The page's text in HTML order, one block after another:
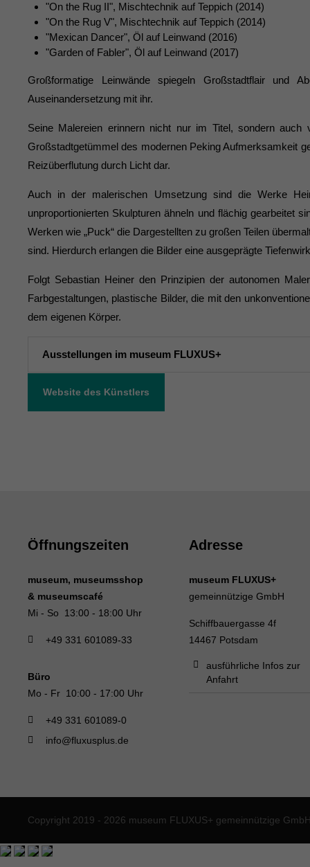
"On the Rug II", Mischtechnik auf Teppich (2014)
"On the Rug V", Mischtechnik auf Teppich (2014)
"Mexican Dancer", Öl auf Leinwand (2016)
"Garden of Fabler", Öl auf Leinwand (2017)
Großformatige Leinwände spiegeln Großstadtflair und
Auseinandersetzung mit ihr.
Seine Malereien erinnern nicht nur im Titel, sondern
Großstadtgetümmel des modernen Peking Aufmerksamkeit
Reizüberflutung durch Licht dar.
Auch in der malerischen Umsetzung sind die Werke
unproportionierten Skulpturen ähneln und flächig gearbeitet
Werken wie „Puck“ die Dargestellten zu großen Teilen
sind. Hierdurch erlangen die Bilder eine ausgeprägte
Folgt Sebastian Heiner den Prinzipien der autonomen
Farbgestaltungen, plastische Bilder, die mit den
dem eigenen Körper.
Ausstellungen im museum FLUXUS+
Website des Künstlers
Öffnungszeiten
museum, museumsshop
& museumscafé
Mi - So 13:00 - 18:00 Uhr
+49 331 601089-33
Büro
Mo - Fr 10:00 - 17:00 Uhr
+49 331 601089-0
info@fluxusplus.de
Adresse
museum FLUXUS+
gemeinnützige GmbH
Schiffbauergasse 4f
14467 Potsdam
ausführliche Infos zur
Anfahrt
Copyright 2019 - 2026 museum FLUXUS+ gemeinnützige